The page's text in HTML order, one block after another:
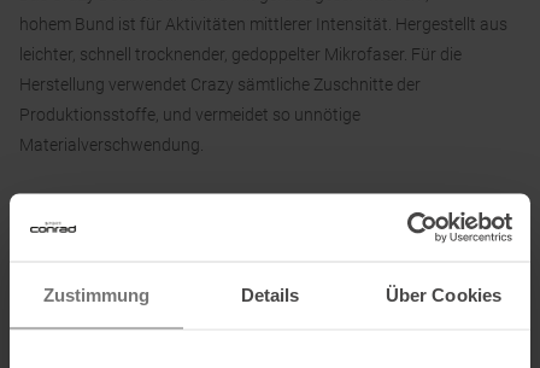
Zustimmung Details Über Cookies
hohem Bund ist für Aktivitäten mittlerer Intensität. Hergestellt aus
leichter, schnell trocknender, gedoppelter Mikrofaser. Für die
Herstellung verwendet Crazy sämtliche Zuschnitte der
Produktionsstoffe, und vermeidet so unnötige
Materialverschwendung.
Material:
Innen: 90 % Polyester, 10 % Elasthan